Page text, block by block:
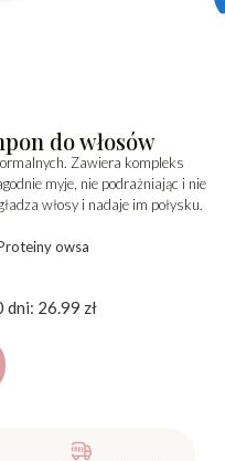
do włosów
Zawiera kompleks
myje, nie podrażniając i nie
włosy i nadaje im połysku.
owsa
dni: 26.99 zł